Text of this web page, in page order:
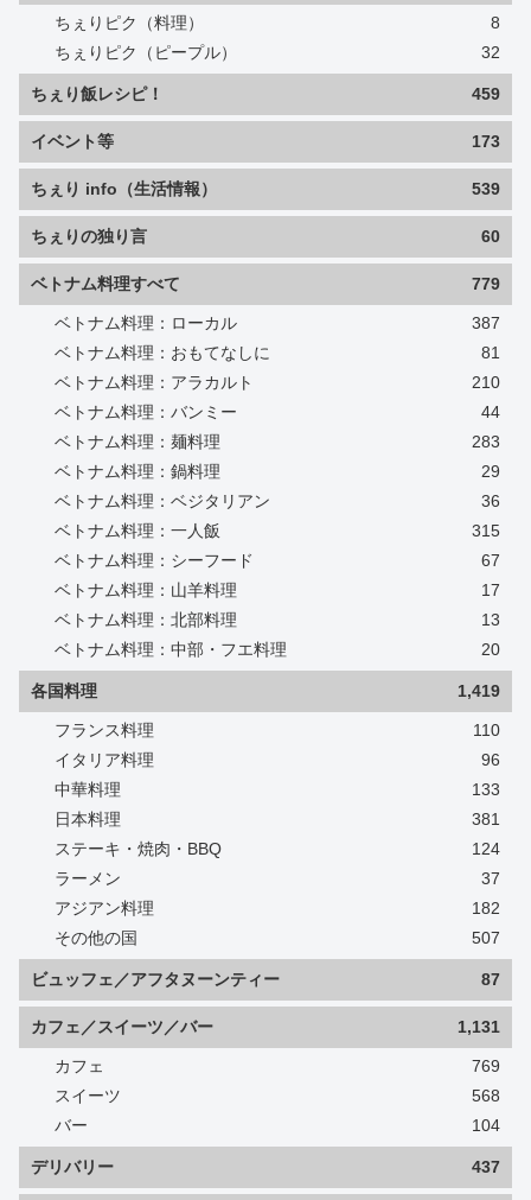
ちぇりピク（料理）
8
ちぇりピク（ピープル）
32
ちぇり飯レシピ！ 459
イベント等 173
ちぇり info（生活情報） 539
ちぇりの独り言 60
ベトナム料理すべて 779
ベトナム料理：ローカル
387
ベトナム料理：おもてなしに
81
ベトナム料理：アラカルト
210
ベトナム料理：バンミー
44
ベトナム料理：麺料理
283
ベトナム料理：鍋料理
29
ベトナム料理：ベジタリアン
36
ベトナム料理：一人飯
315
ベトナム料理：シーフード
67
ベトナム料理：山羊料理
17
ベトナム料理：北部料理
13
ベトナム料理：中部・フエ料理
20
各国料理 1,419
フランス料理
110
イタリア料理
96
中華料理
133
日本料理
381
ステーキ・焼肉・BBQ
124
ラーメン
37
アジアン料理
182
その他の国
507
ビュッフェ／アフタヌーンティー 87
カフェ／スイーツ／バー 1,131
カフェ
769
スイーツ
568
バー
104
デリバリー 437